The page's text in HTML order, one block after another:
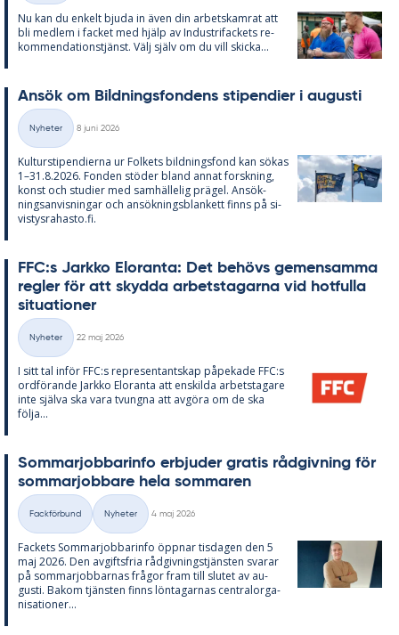
Nu kan du en­kelt bju­da in även din ar­bets­kam­rat att
bli med­lem i fac­ket med hjälp av In­du­stri­fac­kets re­
kom­men­da­tions­tjänst. Välj själv om du vill skic­ka...
An­sök om Bild­nings­fon­dens sti­pen­di­er i au­gusti
Kategorier
Nyheter
8 juni 2026
Kul­tursti­pen­di­er­na ur Fol­kets bild­nings­fond kan sö­kas
1–31.8.2026. Fon­den stö­der bland an­nat forsk­ning,
konst och stu­di­er med sam­häl­le­lig prä­gel. An­sök­
nings­an­vis­ning­ar och an­sök­nings­blan­kett fin­ns på si­
vis­tys­ra­has­to.fi.
FFC:s Jark­ko Elo­ran­ta: Det be­hö­vs ge­men­sam­ma
reg­ler för att skyd­da ar­bets­ta­gar­na vid hot­ful­la
si­tu­a­tio­ner
Kategorier
Nyheter
22 maj 2026
I sitt tal in­för FFC:s re­pre­sen­tant­skap på­pe­ka­de FFC:s
ord­fö­ran­de Jark­ko Elo­ran­ta att en­skil­da ar­bets­ta­ga­re
inte själva ska vara tvung­na att av­gö­ra om de ska
följa...
Som­mar­job­ba­rin­fo er­bju­der gra­tis råd­giv­ning för
som­mar­job­ba­re hela som­ma­ren
Kategorier
Fackförbund Nyheter
4 maj 2026
Fac­kets Som­mar­job­ba­rin­fo öpp­nar tis­da­gen den 5
maj 2026. Den av­gifts­fria råd­giv­nings­tjäns­ten sva­rar
på som­mar­job­bar­nas frå­gor fram till slu­tet av au­
gusti. Bakom tjäns­ten fin­ns lön­ta­gar­nas cen­tral­or­ga­
ni­sa­tio­ner...